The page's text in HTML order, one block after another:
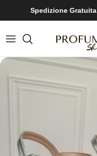
Spedizione Gratuita